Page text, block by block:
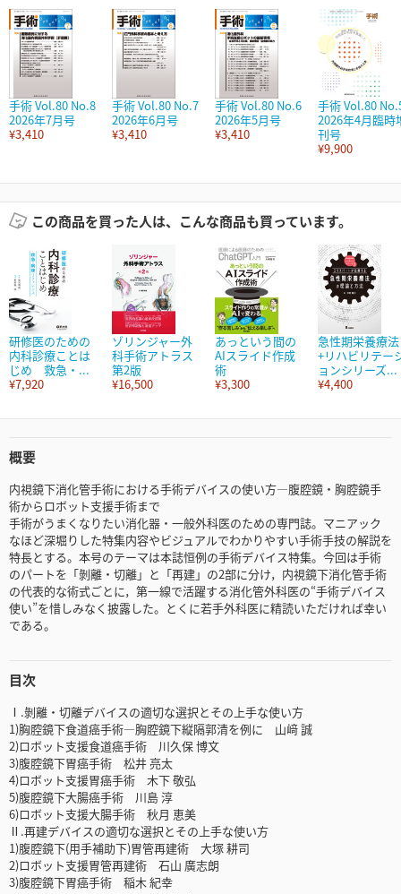
手術 Vol.80 No.8
2026年7月号
¥3,410
手術 Vol.80 No.7
2026年6月号
¥3,410
手術 Vol.80 No.6
2026年5月号
¥3,410
手術 Vol.80
2026年4月臨時
刊号
¥9,900
この商品を買った人は、こんな商品も買っています。
研修医のための
内科診療ことは
じめ 救急・...
¥7,920
ゾリンジャー外
科手術アトラス
第2版
¥16,500
あっという間の
AIスライド作成
術
¥3,300
急性期栄養療法
+リハビリテー
ョンシリーズ...
¥4,400
概要
内視鏡下消化管手術における手術デバイスの使い方―腹腔鏡・胸腔鏡手
術からロボット支援手術まで
手術がうまくなりたい消化器・一般外科医のための専門誌。マニアック
なほど深堀りした特集内容やビジュアルでわかりやすい手術手技の解説を
特長とする。本号のテーマは本誌恒例の手術デバイス特集。今回は手術
のパートを「剝離・切離」と「再建」の2部に分け，内視鏡下消化管手術
の代表的な術式ごとに，第一線で活躍する消化管外科医の“手術デバイス
使い”を惜しみなく披露した。とくに若手外科医に精読いただければ幸い
である。
目次
Ⅰ.剝離・切離デバイスの適切な選択とその上手な使い方
1)胸腔鏡下食道癌手術―胸腔鏡下縦隔郭清を例に 山﨑 誠
2)ロボット支援食道癌手術 川久保 博文
3)腹腔鏡下胃癌手術 松井 亮太
4)ロボット支援胃癌手術 木下 敬弘
5)腹腔鏡下大腸癌手術 川島 淳
6)ロボット支援大腸手術 秋月 恵美
Ⅱ.再建デバイスの適切な選択とその上手な使い方
1)腹腔鏡下(用手補助下)胃管再建術 大塚 耕司
2)ロボット支援胃管再建術 石山 廣志朗
3)腹腔鏡下胃癌手術 稲木 紀幸